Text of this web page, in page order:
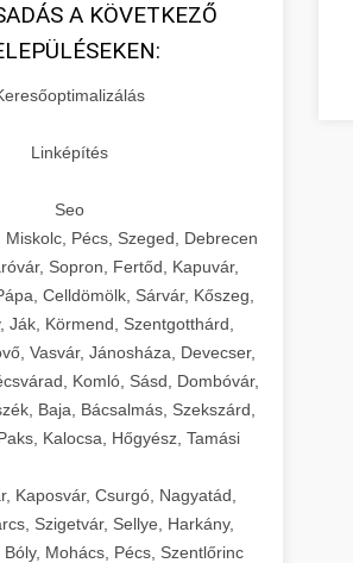
A KÖVETKEZŐ
Linképítés
Seo
Miskolc, Pécs, Szeged, Debrecen
Sopron, Fertőd, Kapuvár,
Celldömölk, Sárvár, Kőszeg,
Ják, Körmend, Szentgotthárd,
Vasvár, Jánosháza, Devecser,
Komló, Sásd, Dombóvár,
Baja, Bácsalmás, Szekszárd,
Kalocsa, Hőgyész, Tamási
Kaposvár, Csurgó, Nagyatád,
Szigetvár, Sellye, Harkány,
Bóly, Mohács, Pécs, Szentlőrinc